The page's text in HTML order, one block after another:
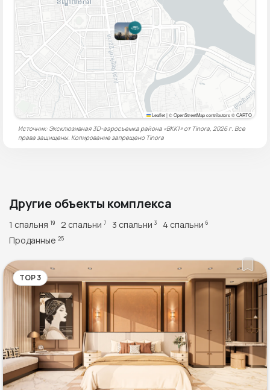
Leaflet|© OpenStreetMap contributors © CARTO
Источник: Эксклюзивная 3D-аэросъемка района «BKK1» от Tinora, 2026 г. Все
права защищены. Копирование запрещено Tinora
Другие объекты комплекса
1 спальня 19 2 спальни 7 3 спальни 3 4 спальни 6
Проданные 25
TOP 3